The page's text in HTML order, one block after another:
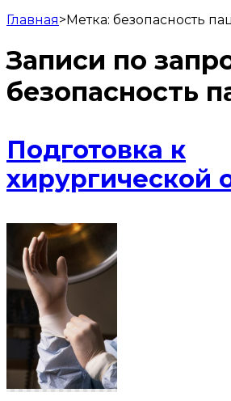
Главная>Метка: безопасность
Записи по
безопасность
Подготовка к
хирургической